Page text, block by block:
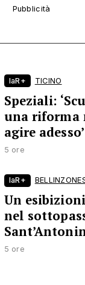
laR+ TICINO
Speziali:
una riforma
agire adesso’
5 ore
laR+
Un
nel
5 ore